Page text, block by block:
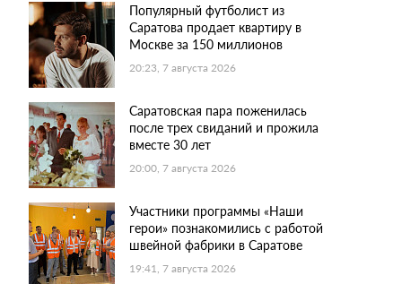
Популярный футболист из
Саратова продает квартиру в
Москве за 150 миллионов
20:23, 7 августа 2026
Саратовская пара поженилась
после трех свиданий и прожила
вместе 30 лет
20:00, 7 августа 2026
Участники программы «Наши
герои» познакомились с работой
швейной фабрики в Саратове
19:41, 7 августа 2026